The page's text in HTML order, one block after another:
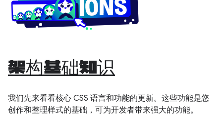
架构基础知识
我们先来看看核心 CSS 语言和功能的更新。这些功能是您
创作和整理样式的基础，可为开发者带来强大的功能。